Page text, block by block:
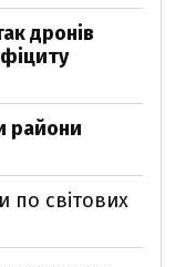
дронів
райони
по світових